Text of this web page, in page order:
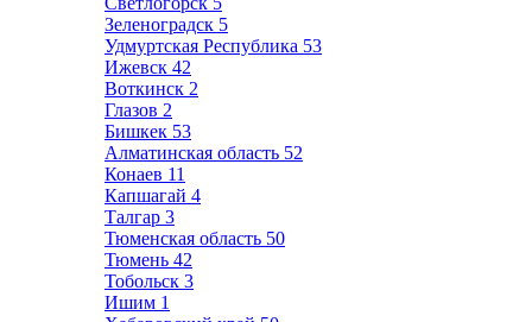
Зеленоградск 5
Удмуртская Республика 53
Ижевск 42
Воткинск 2
Глазов 2
Бишкек 53
Алматинская область 52
Конаев 11
Капшагай 4
Талгар 3
Тюменская область 50
Тюмень 42
Тобольск 3
Ишим 1